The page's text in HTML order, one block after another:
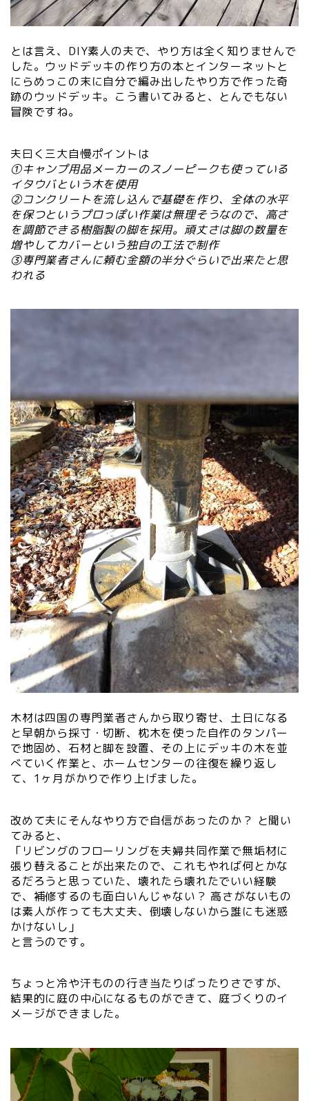
とは言え、DIY素人の夫で、やり方は全く知りませんで
した。ウッドデッキの作り方の本とインターネットと
にらめっこの末に自分で編み出したやり方で作った奇
跡のウッドデッキ。こう書いてみると、とんでもない
冒険ですね。
夫曰く三大自慢ポイントは
①キャンプ用品メーカーのスノーピークも使っている
イタウバという木を使用
②コンクリートを流し込んで基礎を作り、全体の水平
を保つというプロっぽい作業は無理そうなので、高さ
を調節できる樹脂製の脚を採用。頑丈さは脚の数量を
増やしてカバーという独自の工法で制作
③専門業者さんに頼む金額の半分ぐらいで出来たと思
われる
木材は四国の専門業者さんから取り寄せ、土日になる
と早朝から採寸・切断、枕木を使った自作のタンパー
で地固め、石材と脚を設置、その上にデッキの木を並
べていく作業と、ホームセンターの往復を繰り返し
て、1ヶ月がかりで作り上げました。
改めて夫にそんなやり方で自信があったのか？ と聞い
てみると、
「リビングのフローリングを夫婦共同作業で無垢材に
張り替えることが出来たので、これもやれば何とかな
るだろうと思っていた、壊れたら壊れたでいい経験
で、補修するのも面白いんじゃない？ 高さがないもの
は素人が作っても大丈夫、倒壊しないから誰にも迷惑
かけないし」
と言うのです。
ちょっと冷や汗ものの行き当たりばったりさですが、
結果的に庭の中心になるものができて、庭づくりのイ
メージができました。